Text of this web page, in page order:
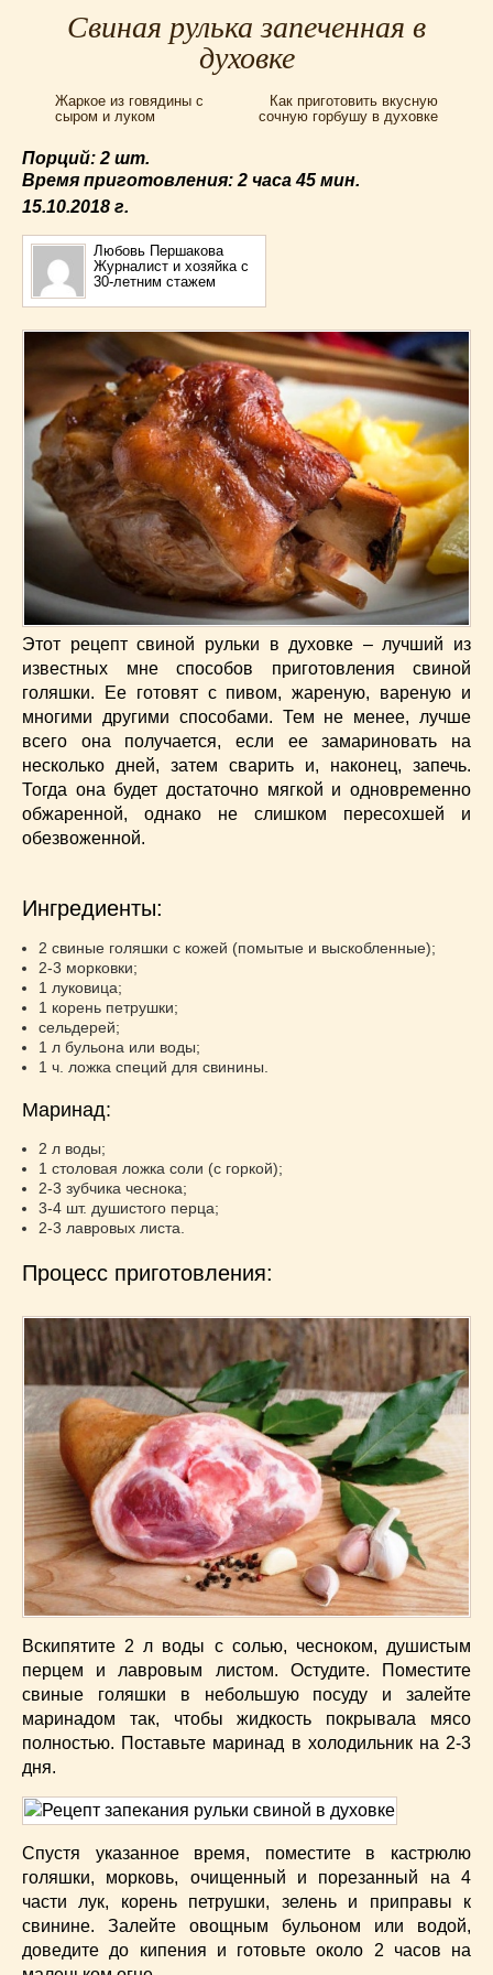
Для мультиварки Филипс
(3)
Запеканки(25)
Итальянская кухня
Картошка(32)
Каши(24)
Кексы(43)
Китайская кухня(15)
Лучшие(9)
Макароны(18)
Мексиканская кухня(9)
Мясные блюда(119)
Напитки (4)
Немецкая кухня(10)
Необычные(49)
Низкокалорийные (33)
Новогодние(57)
(54)
О жизни
Овощи(98)
Пасхальные(17)
Печенье(13)
Польская кухня(21)
Постные(52)
Праздничные блюда(63)
Простые(102)
Русская кухня(81)
Салаты(33)
Соусы(8)
Супы(45)
Торты
Украинская кухня (129)
Фасоль(20)
Фото еды(10)
Хлеб(21)
Что приготовить из тыквы
Что приготовить на завтрак?
Японская кухня(16)
Свиная рулька запеченная в
духовке
Жаркое из говядины с
сыром и луком
Как приготовить вкусную
сочную горбушу в духовке
Порций: 2 шт.
Время приготовления: 2 часа 45 мин.
15.10.2018 г.
Любовь Першакова
Журналист и хозяйка с
30-летним стажем
Этот рецепт свиной рульки в духовке – лучший из
известных мне способов приготовления свиной
голяшки. Ее готовят с пивом, жареную, вареную и
многими другими способами. Тем не менее, лучше
всего она получается, если ее замариновать на
несколько дней, затем сварить и, наконец, запечь.
Тогда она будет достаточно мягкой и одновременно
обжаренной, однако не слишком пересохшей и
обезвоженной.
Ингредиенты:
2 свиные голяшки с кожей (помытые и выскобленные);
2-3 морковки;
1 луковица;
1 корень петрушки;
сельдерей;
1 л бульона или воды;
1 ч. ложка специй для свинины.
Маринад:
2 л воды;
1 столовая ложка соли (c горкой);
2-3 зубчика чеснока;
3-4 шт. душистого перца;
2-3 лавровых листа.
Процесс приготовления:
Вскипятите 2 л воды с солью, чесноком, душистым
перцем и лавровым листом. Остудите. Поместите
свиные голяшки в небольшую посуду и залейте
маринадом так, чтобы жидкость покрывала мясо
полностью. Поставьте маринад в холодильник на 2-3
дня.
Спустя указанное время, поместите в кастрюлю
голяшки, морковь, очищенный и порезанный на 4
части лук, корень петрушки, зелень и приправы к
свинине. Залейте овощным бульоном или водой,
доведите до кипения и готовьте около 2 часов на